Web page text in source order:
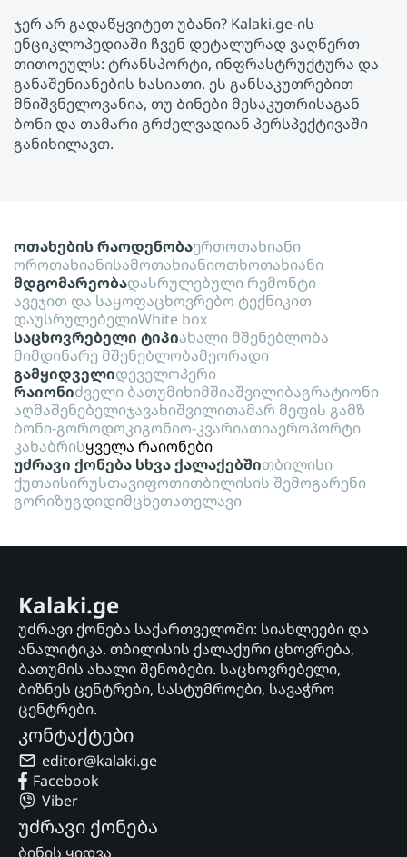
ჯერ არ გადაწყვიტეთ უბანი? Kalaki.ge-ის
ენციკლოპედიაში ჩვენ დეტალურად ვაღწერთ
თითოეულს: ტრანსპორტი, ინფრასტრუქტურა და
განაშენიანების ხასიათი. ეს განსაკუთრებით
მნიშვნელოვანია, თუ Ბინები მესაკუთრისაგან
ბონი და თამარი გრძელვადიან პერსპექტივაში
განიხილავთ.
ოთახების რაოდენობაერთოთახიანი
ოროთახიანისამოთახიანიოთხოთახიანი
მდგომარეობადასრულებული რემონტი
ავეჯით და საყოფაცხოვრებო ტექნიკით
დაუსრულებელიWhite box
საცხოვრებელი ტიპიახალი მშენებლობა
მიმდინარე მშენებლობამეორადი
გამყიდველიდეველოპერი
რაიონიძველი ბათუმიხიმშიაშვილიბაგრატიონი
აღმაშენებელიჯავახიშვილითამარ მეფის გამზ
ბონი-გოროდოკიგონიო-კვარიათიაეროპორტი
კახაბრისყველა რაიონები
უძრავი ქონება სხვა ქალაქებშითბილისი
ქუთაისირუსთავიფოთითბილისის შემოგარენი
გორიზუგდიდიმცხეთათელავი
Kalaki.ge
უძრავი ქონება საქართველოში: სიახლეები და
ანალიტიკა. თბილისის ქალაქური ცხოვრება,
ბათუმის ახალი შენობები. საცხოვრებელი,
ბიზნეს ცენტრები, სასტუმროები, სავაჭრო
ცენტრები.
კონტაქტები
editor@kalaki.ge
Facebook
Viber
უძრავი ქონება
ბინის ყიდვა